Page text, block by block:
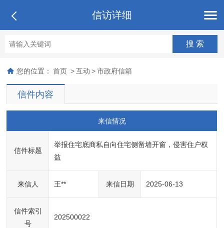
信访详细
您的位置： 首页 > 互动 > 市政府信箱
信件内容
来信情况
信件标题
举报住宅底商私自向住宅侧凿墙开窗，侵害住户权
益
来信人 王** 来信日期 2025-06-13
信件索引
号
202500022